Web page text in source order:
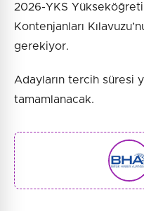
2026-YKS
Kontenjanları
gerekiyor.
Adayların tercih süresi
tamamlanacak.